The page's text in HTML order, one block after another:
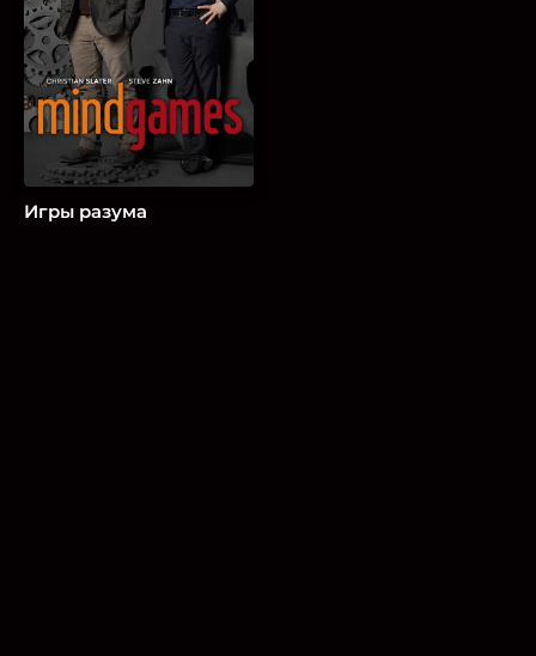
Игры разума